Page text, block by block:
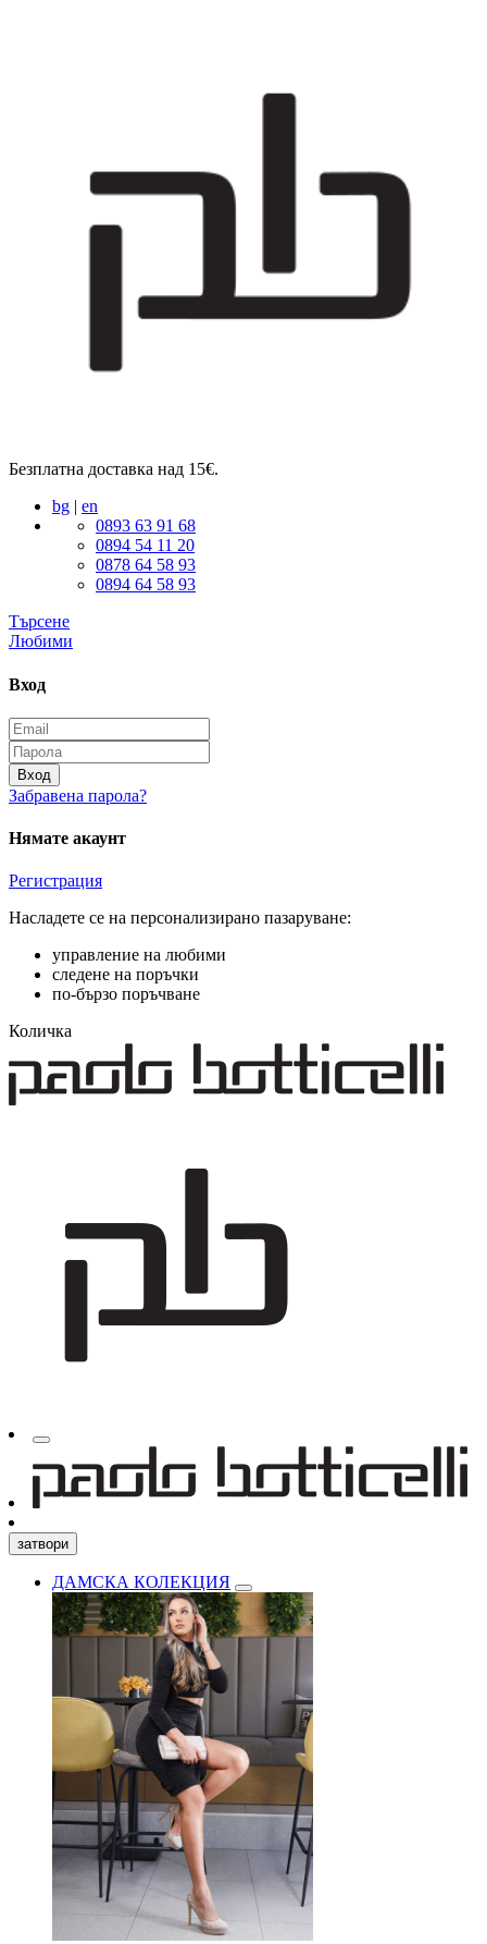
Безплатна доставка над 15€.
bg | en
0893 63 91 68
0894 54 11 20
0878 64 58 93
0894 64 58 93
Търсене
Любими
Вход
Вход
Забравена парола?
Нямате акаунт
Регистрация
Насладете се на персонализирано пазаруване:
управление на любими
следене на поръчки
по-бързо поръчване
Количка
затвори
ДАМСКА КОЛЕКЦИЯ